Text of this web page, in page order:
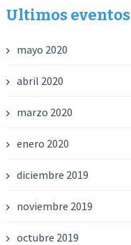
Ultimos eventos
mayo 2020
abril 2020
marzo 2020
enero 2020
diciembre 2019
noviembre 2019
octubre 2019